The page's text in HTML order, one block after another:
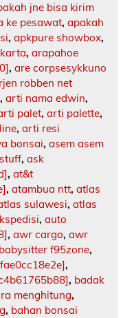
jne bisa kirim
ke pesawat, apakah
, apkpure showbox,
, arapahoe
, are corpsesykkuno
robben net
, arti nama edwin,
palet, arti palette,
, arti resi
bonsai, asem asem
, ask
, at&t
, atambua ntt, atlas
sulawesi, atlas
, auto
, awr cargo, awr
babysitter f95zone,
,
, badak
menghitung,
, bahan bonsai